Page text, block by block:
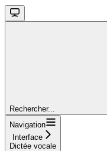
Rechercher...
Navigation
Interface
Dictée vocale